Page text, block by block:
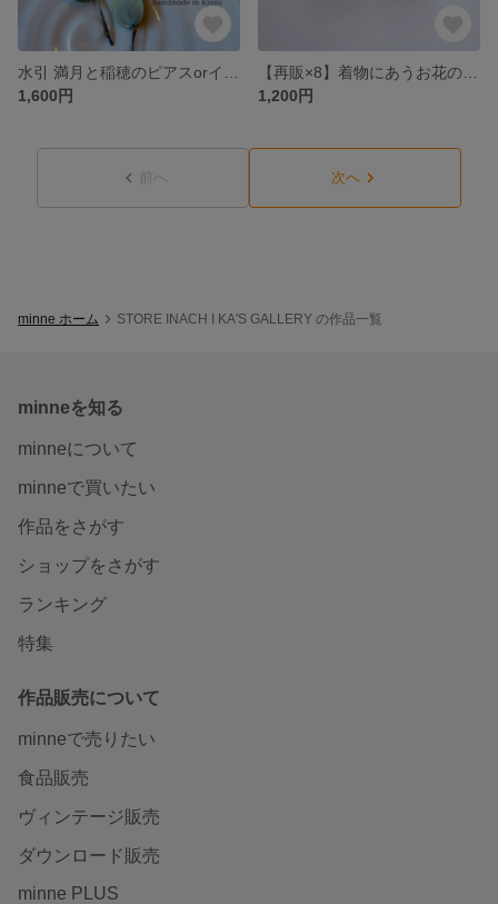
1,600円
1,200円
前へ 次へ
minne ホーム STORE INACH I KA'S GALLERY の作品一覧
minneを知る
minneについて
minneで買いたい
作品をさがす
ショップをさがす
ランキング
特集
作品販売について
minneで売りたい
食品販売
ヴィンテージ販売
ダウンロード販売
minne PLUS